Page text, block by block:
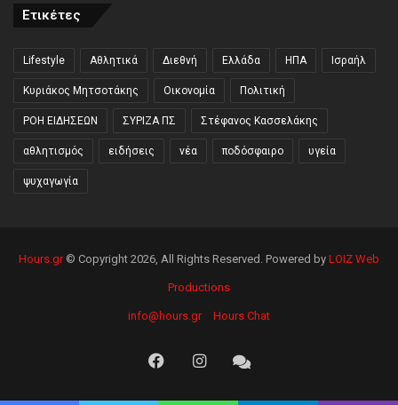
Ετικέτες
Lifestyle Αθλητικά Διεθνή Ελλάδα ΗΠΑ Ισραήλ
Κυριάκος Μητσοτάκης Οικονομία Πολιτική
ΡΟΗ ΕΙΔΗΣΕΩΝ ΣΥΡΙΖΑ ΠΣ Στέφανος Κασσελάκης
αθλητισμός ειδήσεις νέα ποδόσφαιρο υγεία
ψυχαγωγία
Hours.gr© Copyright 2026, All Rights Reserved. Powered by LOIZ Web
Productions
info@hours.gr Hours Chat
FacebookInstagramHours